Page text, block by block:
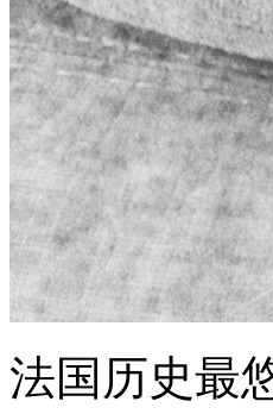
法国历史最